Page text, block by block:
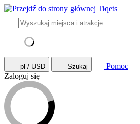
pl / USD Szukaj
Pomoc
Zaloguj się